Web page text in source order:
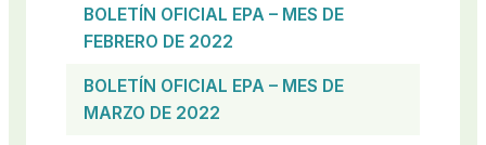
BOLETÍN OFICIAL EPA – MES DE
FEBRERO DE 2022
BOLETÍN OFICIAL EPA – MES DE
MARZO DE 2022